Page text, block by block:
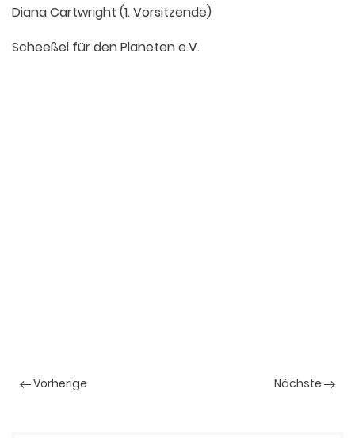
Diana Cartwright (1. Vorsitzende)
Scheeßel für den Planeten e.V.
Vorherige Nächste